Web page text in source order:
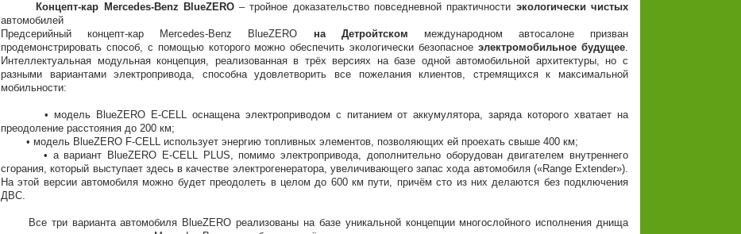
Концепт-кар Mercedes-Benz BlueZERO– тройное доказательство повседневной практичности экологически чистых
автомобилей
Предсерийный концепт-кар Mercedes-Benz BlueZERO на Детройтском международном автосалоне призван
продемонстрировать способ, с помощью которого можно обеспечить экологически безопасноеэлектромобильное будущее.
Интеллектуальная модульная концепция, реализованная в трёх версиях на базе одной автомобильной архитектуры, но с
разными вариантами электропривода, способна удовлетворить все пожелания клиентов, стремящихся к максимальной
мобильности:
• модель BlueZERO E-CELL оснащена электроприводом с питанием от аккумулятора, заряда которого хватает на
преодоление расстояния до 200 км;
• модель BlueZERO F-CELL использует энергию топливных элементов, позволяющих ей проехать свыше 400 км;
• а вариант BlueZERO E-CELL PLUS, помимо электропривода, дополнительно оборудован двигателем внутреннего
сгорания, который выступает здесь в качестве электрогенератора, увеличивающего запас хода автомобиля («Range Extender»).
На этой версии автомобиля можно будет преодолеть в целом до 600 км пути, причём сто из них делаются без подключения
ДВС.
Все три варианта автомобиля BlueZERO реализованы на базе уникальной концепции многослойного исполнения днища